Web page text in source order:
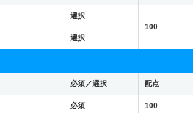
選択
100
選択
必須／選択 配点
必須 100